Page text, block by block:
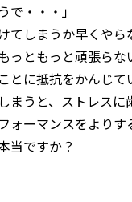
で・・・」
しまうか早くやら
っともっと頑張ら
とに抵抗をかんじて
まうと、ストレスに
ォーマンスをよりす
当ですか？